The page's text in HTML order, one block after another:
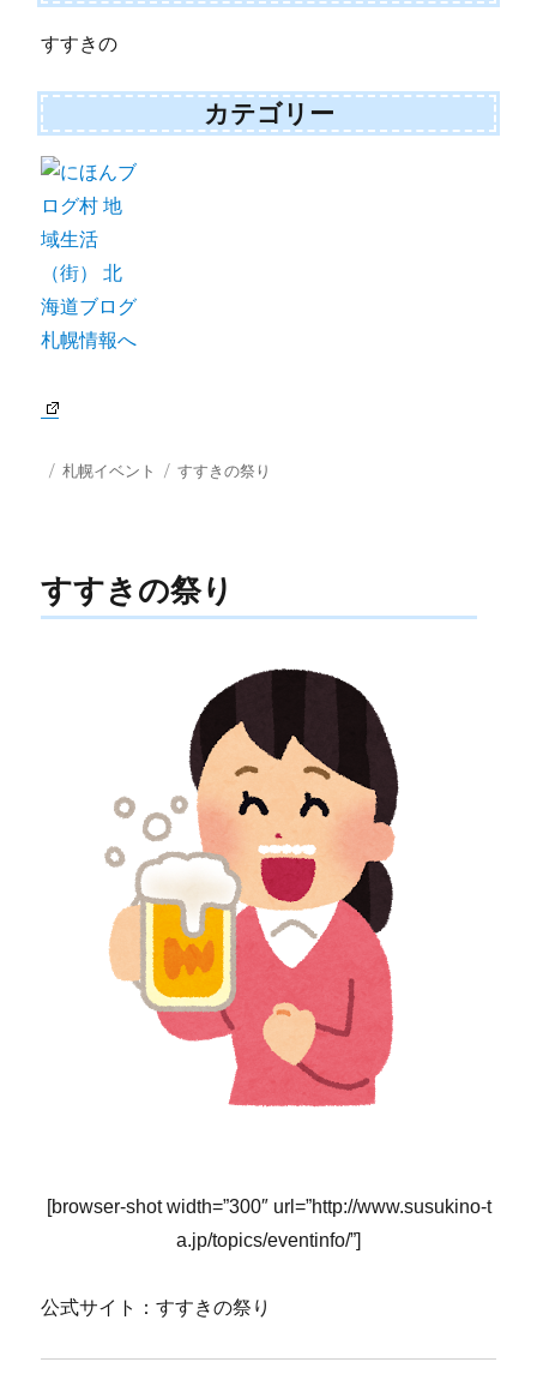
すすきの
カテゴリー
投 カ
札幌イベント
タ
すすきの祭り
すすきの祭り
[browser-shot width=”300″ url=”http://www.susukino-t
a.jp/topics/eventinfo/”]
公式サイト：すすきの祭り